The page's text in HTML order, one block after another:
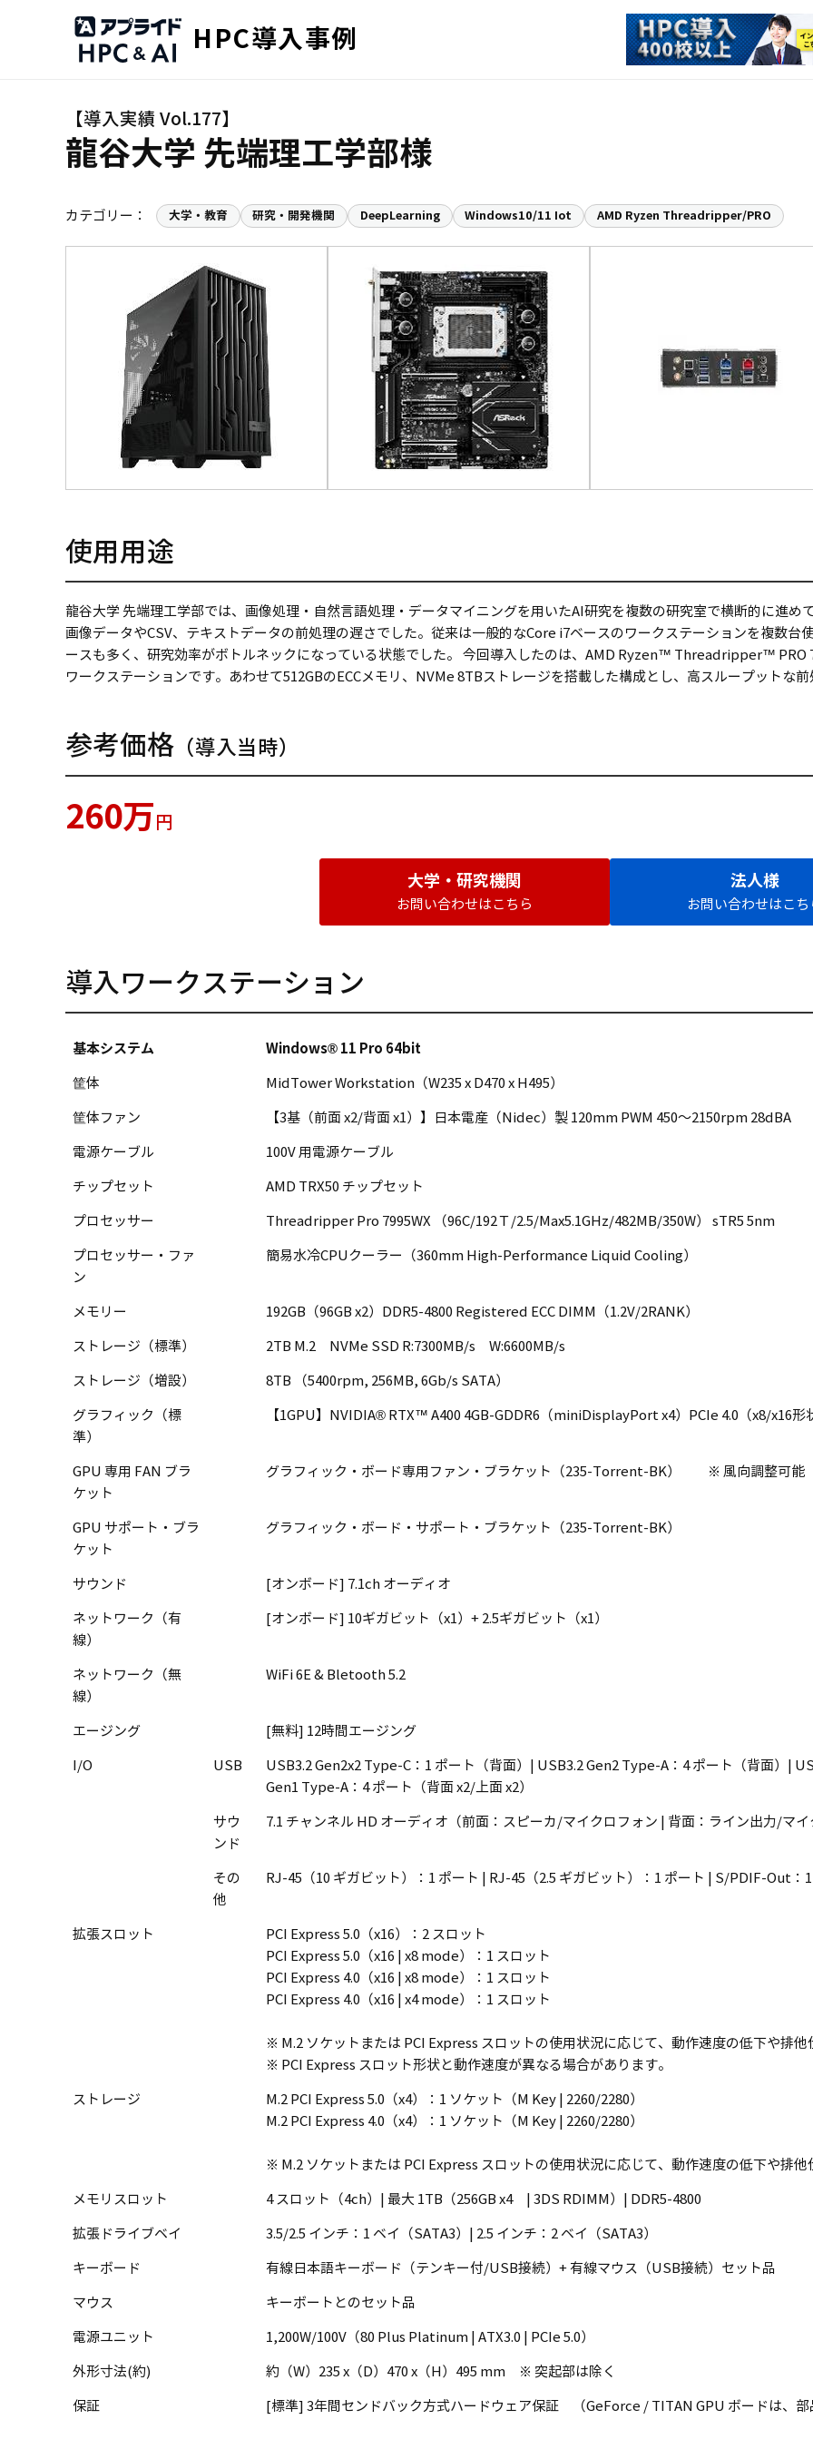
HPC導入事例
龍谷大学 先端理工学部様
カテゴリー： 大学・教育 研究・開発機関 DeepLearning Windows10/11 Iot AMD Ryzen Threadripper/PRO
使用用途
龍谷大学 先端理工学部では、画像処理・自然言語処理・データマイニングを用いたAI研究を複数の研究室で横断的に進
画像データやCSV、テキストデータの前処理の遅さでした。従来は一般的なCore i7ベースのワークステーションを複数
ースも多く、研究効率がボトルネックになっている状態でした。 今回導入したのは、AMD Ryzen™ Threadripper™ PRO
ワークステーションです。あわせて512GBのECCメモリ、NVMe 8TBストレージを搭載した構成とし、高スループットな
参考価格 （導入当時）
260万円
大学・研究機関
お問い合わせはこちら
法人様
お問い合わせはこち
導入ワークステーション
基本システム Windows® 11 Pro 64bit
筐体 MidTower Workstation（W235 x D470 x H495）
筐体ファン 【3基（前面 x2/背面 x1）】日本電産（Nidec）製 120mm PWM 450～2150rpm 28dBA
電源ケーブル 100V 用電源ケーブル
チップセット AMD TRX50 チップセット
プロセッサー Threadripper Pro 7995WX （96C/192Ｔ/2.5/Max5.1GHz/482MB/350W） sTR5 5nm
プロセッサー・ファ
ン
簡易水冷CPUクーラー（360mm High-Performance Liquid Cooling）
メモリー 192GB（96GB x2）DDR5-4800 Registered ECC DIMM（1.2V/2RANK）
ストレージ（標準） 2TB M.2 NVMe SSD R:7300MB/s W:6600MB/s
ストレージ（増設） 8TB （5400rpm, 256MB, 6Gb/s SATA）
グラフィック（標
準）
【1GPU】NVIDIA® RTX™ A400 4GB-GDDR6（miniDisplayPort x4）PCIe 4.0（x8/x16
GPU 専用 FAN ブラ
ケット
グラフィック・ボード専用ファン・ブラケット（235-Torrent-BK） ※ 風向調整可能
GPU サポート・ブラ
ケット
グラフィック・ボード・サポート・ブラケット（235-Torrent-BK）
サウンド [オンボード] 7.1ch オーディオ
ネットワーク（有
線）
[オンボード] 10ギガビット（x1）+ 2.5ギガビット（x1）
ネットワーク（無
線）
WiFi 6E & Bletooth 5.2
エージング [無料] 12時間エージング
I/O USB
USB3.2 Gen2x2 Type-C：1 ポート（背面）| USB3.2 Gen2 Type-A：4 ポート（背面）|
Gen1 Type-A：4 ポート（背面 x2/上面 x2）
サウ
ンド
7.1 チャンネル HD オーディオ（前面：スピーカ/マイクロフォン | 背面：ライン出力/マイ
その
他
RJ-45（10 ギガビット）：1 ポート | RJ-45（2.5 ギガビット）：1 ポート | S/PDIF-Out：
拡張スロット
PCI Express 5.0（x16）：2 スロット
PCI Express 5.0（x16 | x8 mode）：1 スロット
PCI Express 4.0（x16 | x8 mode）：1 スロット
PCI Express 4.0（x16 | x4 mode）：1 スロット
※ M.2 ソケットまたは PCI Express スロットの使用状況に応じて、動作速度の低下や排
※ PCI Express スロット形状と動作速度が異なる場合があります。
ストレージ
M.2 PCI Express 5.0（x4）：1 ソケット（M Key | 2260/2280）
M.2 PCI Express 4.0（x4）：1 ソケット（M Key | 2260/2280）
※ M.2 ソケットまたは PCI Express スロットの使用状況に応じて、動作速度の低下や排
メモリスロット 4 スロット（4ch）| 最大 1TB（256GB x4 | 3DS RDIMM）| DDR5-4800
拡張ドライブベイ 3.5/2.5 インチ：1 ベイ（SATA3）| 2.5 インチ：2 ベイ（SATA3）
キーボード 有線日本語キーボード（テンキー付/USB接続）+ 有線マウス（USB接続）セット品
マウス キーボートとのセット品
電源ユニット 1,200W/100V（80 Plus Platinum | ATX3.0 | PCIe 5.0）
外形寸法(約) 約（W）235 x（D）470 x（H）495 mm ※ 突起部は除く
保証 [標準] 3年間センドバック方式ハードウェア保証 （GeForce / TITAN GPU ボードは、